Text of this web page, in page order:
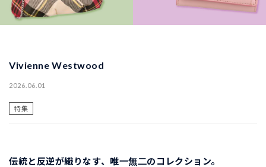
Vivienne Westwood
2026.06.01
特集
伝統と反逆が織りなす、唯一無二のコレクション。